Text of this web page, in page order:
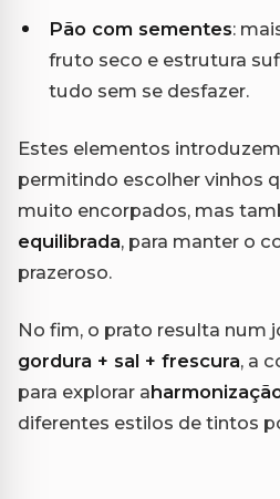
Pão com sementes:
fruto seco e estrutura
tudo sem se desfazer.
Estes elementos
permitindo escolher vinhos
muito encorpados, mas
equilibrada, para manter o
prazeroso.
No fim, o prato resulta num
gordura + sal + frescura, a
para explorar a
diferentes estilos de tintos